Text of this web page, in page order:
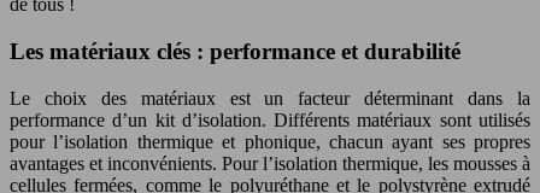
de tous !
Les matériaux clés : performance et durabilité
Le choix des matériaux est un facteur déterminant dans la
performance d’un kit d’isolation. Différents matériaux sont utilisés
pour l’isolation thermique et phonique, chacun ayant ses propres
avantages et inconvénients. Pour l’isolation thermique, les mousses à
cellules fermées, comme le polyuréthane et le polystyrène extrudé